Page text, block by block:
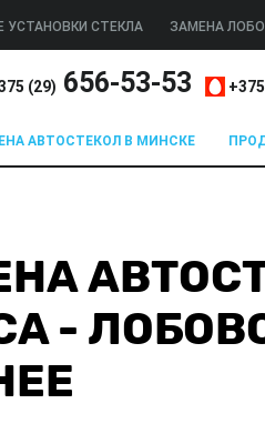
УСТАНОВКИ СТЕКЛА ЗАМЕНА
(29) 656-53-53
АВТОСТЕКОЛ В МИНСКЕ
-